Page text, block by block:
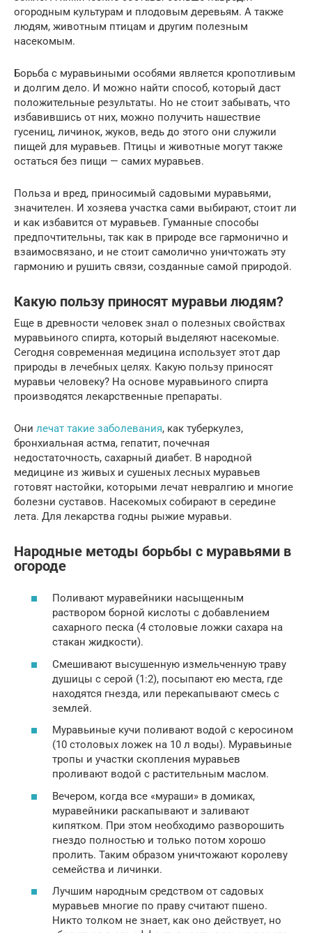
огородным культурам и плодовым деревьям. А также
людям, животным птицам и другим полезным
насекомым.
Борьба с муравьиными особями является кропотливым
и долгим дело. И можно найти способ, который даст
положительные результаты. Но не стоит забывать, что
избавившись от них, можно получить нашествие
гусениц, личинок, жуков, ведь до этого они служили
пищей для муравьев. Птицы и животные могут также
остаться без пищи — самих муравьев.
Польза и вред, приносимый садовыми муравьями,
значителен. И хозяева участка сами выбирают, стоит ли
и как избавится от муравьев. Гуманные способы
предпочтительны, так как в природе все гармонично и
взаимосвязано, и не стоит самолично уничтожать эту
гармонию и рушить связи, созданные самой природой.
Какую пользу приносят муравьи людям?
Еще в древности человек знал о полезных свойствах
муравьиного спирта, который выделяют насекомые.
Сегодня современная медицина использует этот дар
природы в лечебных целях. Какую пользу приносят
муравьи человеку? На основе муравьиного спирта
производятся лекарственные препараты.
Они лечат такие заболевания, как туберкулез,
бронхиальная астма, гепатит, почечная
недостаточность, сахарный диабет. В народной
медицине из живых и сушеных лесных муравьев
готовят настойки, которыми лечат невралгию и многие
болезни суставов. Насекомых собирают в середине
лета. Для лекарства годны рыжие муравьи.
Народные методы борьбы с муравьями в
огороде
Поливают муравейники насыщенным
раствором борной кислоты с добавлением
сахарного песка (4 столовые ложки сахара на
стакан жидкости).
Смешивают высушенную измельченную траву
душицы с серой (1:2), посыпают ею места, где
находятся гнезда, или перекапывают смесь с
землей.
Муравьиные кучи поливают водой с керосином
(10 столовых ложек на 10 л воды). Муравьиные
тропы и участки скопления муравьев
проливают водой с растительным маслом.
Вечером, когда все «мураши» в домиках,
муравейники раскапывают и заливают
кипятком. При этом необходимо разворошить
гнездо полностью и только потом хорошо
пролить. Таким образом уничтожают королеву
семейства и личинки.
Лучшим народным средством от садовых
муравьев многие по праву считают пшено.
Никто толком не знает, как оно действует, но